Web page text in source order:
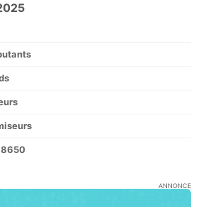
ANNONCE